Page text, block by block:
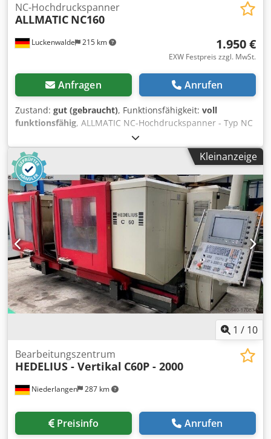
Luckenwalde 215 km
NC-Hochdruckspanner
ALLMATIC NC160
1.950 €
EXW Festpreis zzgl. MwSt.
Anfragen Anrufen
Zustand: gut (gebraucht), Funktionsfähigkeit: voll
funktionsfähig, ALLMATIC NC-Hochdruckspanner - Typ NC
160 - incl. 2 Backensätze Dkedpfx Aezlytreihor - incl.
Winkelkonsole für Horizontalbearbeitung - incl.
Grundplatte 350 x 350 mm
Kleinanzeige
1 / 10
Niederlangen 287 km
Bearbeitungszentrum
HEDELIUS - Vertikal C60P - 2000
Preisinfo Anrufen